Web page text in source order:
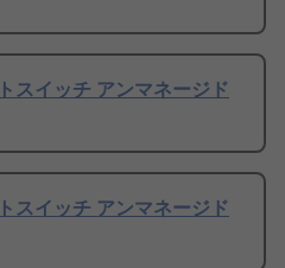
スイッチ アンマネージド
スイッチ アンマネージド